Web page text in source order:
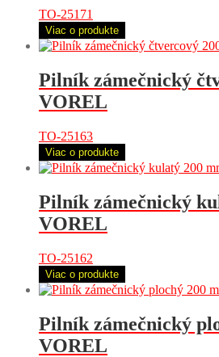
TO-25171
Viac o produkte
Pilník zámečnický
VOREL
TO-25163
Viac o produkte
Pilník zámečnický
VOREL
TO-25162
Viac o produkte
Pilník zámečnický
VOREL